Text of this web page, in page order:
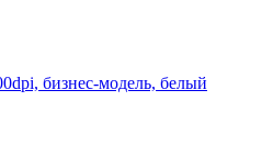
бизнес-модель, белый